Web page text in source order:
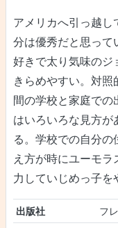
アメリカへ引っ越し
分は優秀だと思って
好きで太り気味のジ
きらめやすい。対
間の学校と家庭での
はいろいろな見方
る。学校での自分
え方が時にユーモ
力していじめっ子を
出版社
フ